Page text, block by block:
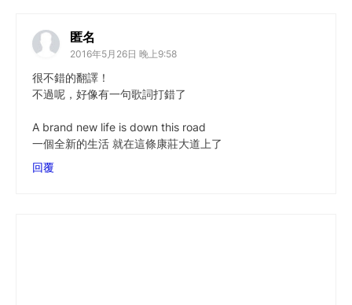
匿名
2016年5月26日 晚上9:58
很不錯的翻譯！
不過呢，好像有一句歌詞打錯了
A brand new life is down this road
一個全新的生活 就在這條康莊大道上了
回覆